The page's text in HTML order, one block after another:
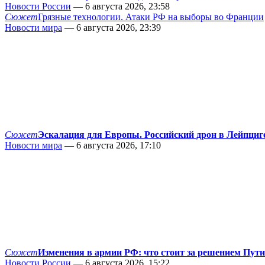
Новости России — 6 августа 2026, 23:58
СюжетГрязные технологии. Атаки РФ на выборы во Франции
Новости мира — 6 августа 2026, 23:39
СюжетЭскалация для Европы. Российский дрон в
Новости мира — 6 августа 2026, 17:10
СюжетИзменения в армии РФ: что стоит за решением